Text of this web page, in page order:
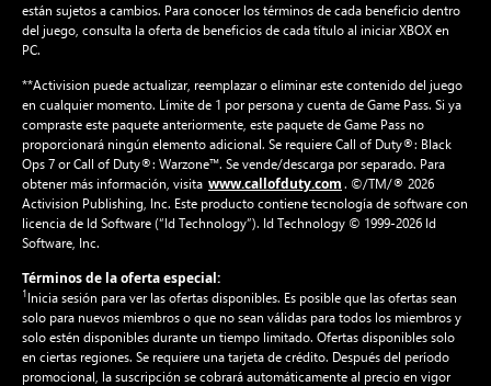
están sujetos a cambios. Para conocer los términos de cada beneficio dentro
del juego, consulta la oferta de beneficios de cada título al iniciar XBOX en
PC.
**Activision puede actualizar, reemplazar o eliminar este contenido del juego
en cualquier momento. Límite de 1 por persona y cuenta de Game Pass. Si ya
compraste este paquete anteriormente, este paquete de Game Pass no
proporcionará ningún elemento adicional. Se requiere Call of Duty®: Black
Ops 7 or Call of Duty®: Warzone™. Se vende/descarga por separado. Para
obtener más información, visita www.callofduty.com . ©/TM/® 2026
Activision Publishing, Inc. Este producto contiene tecnología de software con
licencia de Id Software (“Id Technology”). Id Technology © 1999-2026 Id
Software, Inc.
Términos de la oferta especial:
1Inicia sesión para ver las ofertas disponibles. Es posible que las ofertas sean
solo para nuevos miembros o que no sean válidas para todos los miembros y
solo estén disponibles durante un tiempo limitado. Ofertas disponibles solo
en ciertas regiones. Se requiere una tarjeta de crédito. Después del período
promocional, la suscripción se cobrará automáticamente al precio en vigor